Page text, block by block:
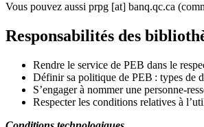
Vous pouvez aussi prpg [at] banq.qc.ca
Responsabilités des
Rendre le service de PEB dans le
Définir sa politique de PEB : types de
S’engager à nommer une personne-
Respecter les conditions relatives à l’